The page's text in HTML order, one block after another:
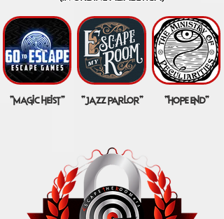
"magic heist" "jazz parlor" "hope end"